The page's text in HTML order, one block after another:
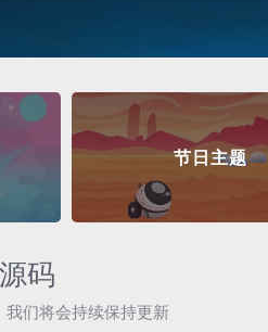
节日主题
码
们将会持续保持更新